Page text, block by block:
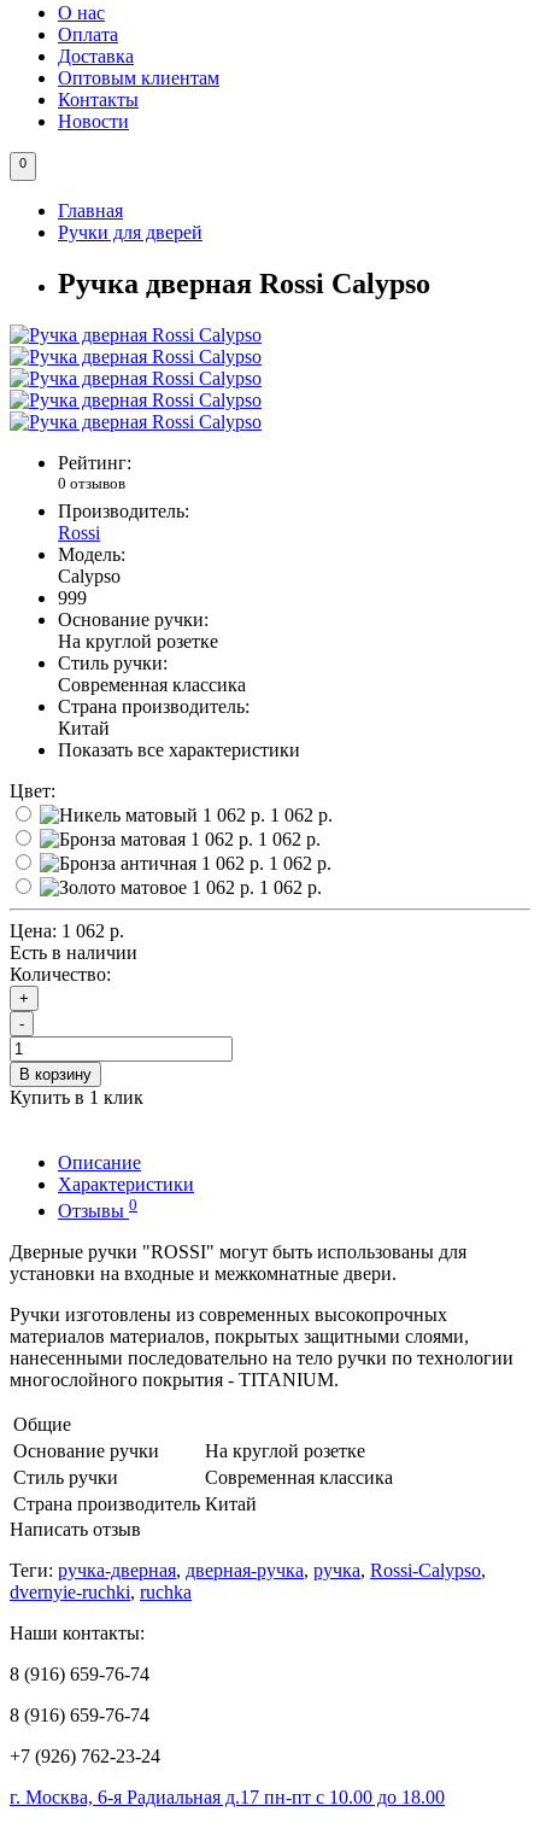
О нас
Оплата
Доставка
Оптовым клиентам
Контакты
Новости
0
Главная
Ручки для дверей
Ручка дверная Rossi Calypso
Рейтинг:
0 отзывов
Производитель:
Rossi
Модель:
Calypso
999
Основание ручки:
На круглой розетке
Стиль ручки:
Современная классика
Страна производитель:
Китай
Показать все характеристики
Цвет:
1 062 р.
1 062 р.
1 062 р.
1 062 р.
Цена: 1 062 р.
Есть в наличии
Количество:
+
-
В корзину
Купить в 1 клик
Описание
Характеристики
Отзывы 0
Дверные ручки "ROSSI" могут быть использованы для
установки на входные и межкомнатные двери.
Ручки изготовлены из современных высокопрочных
материалов материалов, покрытых защитными слоями,
нанесенными последовательно на тело ручки по технологии
многослойного покрытия - TITANIUM.
Общие
Основание ручки
На круглой розетке
Стиль ручки
Современная классика
Страна производитель Китай
Написать отзыв
Теги: ручка-дверная, дверная-ручка, ручка, Rossi-Calypso,
dvernyie-ruchki, ruchka
Наши контакты:
8 (916) 659-76-74
8 (916) 659-76-74
+7 (926) 762-23-24
г. Москва, 6-я Радиальная д.17 пн-пт с 10.00 до 18.00